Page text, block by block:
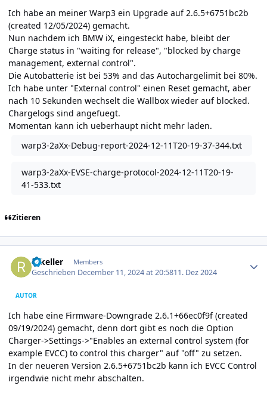
Ich habe an meiner Warp3 ein Upgrade auf 2.6.5+6751bc2b
(created 12/05/2024) gemacht.
Nun nachdem ich BMW iX, eingesteckt habe, bleibt der
Charge status in "waiting for release", "blocked by charge
management, external control".
Die Autobatterie ist bei 53% and das Autochargelimit bei 80%.
Ich habe unter "External control" einen Reset gemacht, aber
nach 10 Sekunden wechselt die Wallbox wieder auf blocked.
Chargelogs sind angefuegt.
Momentan kann ich ueberhaupt nicht mehr laden.
warp3-2aXx-Debug-report-2024-12-11T20-19-37-344.txt
warp3-2aXx-EVSE-charge-protocol-2024-12-11T20-19-
41-533.txt
Zitieren
rakeller Members
Geschrieben December 11, 2024 at 20:5811. Dez 2024
AUTOR
Ich habe eine Firmware-Downgrade 2.6.1+66ec0f9f (created
09/19/2024) gemacht, denn dort gibt es noch die Option
Charger->Settings->"Enables an external control system (for
example EVCC) to control this charger" auf "off" zu setzen.
In der neueren Version 2.6.5+6751bc2b kann ich EVCC Control
irgendwie nicht mehr abschalten.